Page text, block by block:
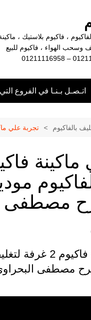
، فاكيوم بلاستيك ،
وسحب الهواء ، فاكيوم للبيع
اتـصـل بـنـا في الفروع
بالفاكيوم تجربة علي ماكينة فاكيوم 2 غرفة لتغليف أكياس الزيتون
مصطفى
مصطفى